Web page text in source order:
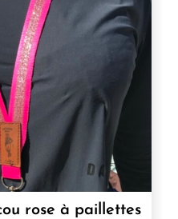
rose à paillettes